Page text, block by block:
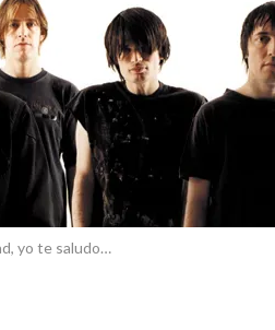
yo te saludo…